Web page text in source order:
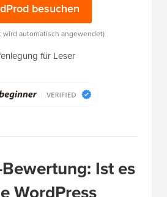
besuchen
wird automatisch angewendet)
für Leser
Ist es